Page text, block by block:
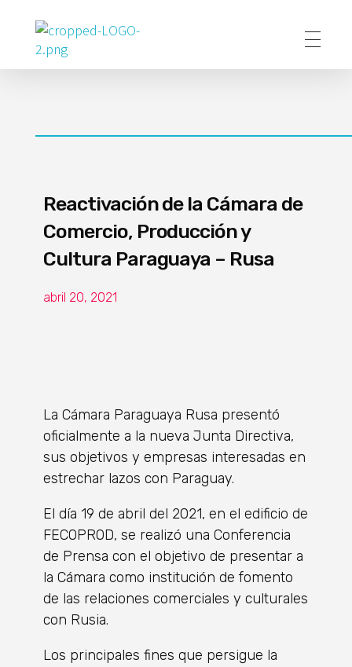
Poder Agropecuario
Reactivación de la Cámara de
Comercio, Producción y
Cultura Paraguaya – Rusa
abril 20, 2021
La Cámara Paraguaya Rusa presentó
oficialmente a la nueva Junta Directiva,
sus objetivos y empresas interesadas en
estrechar lazos con Paraguay.
El día 19 de abril del 2021, en el edificio de
FECOPROD, se realizó una Conferencia
de Prensa con el objetivo de presentar a
la Cámara como institución de fomento
de las relaciones comerciales y culturales
con Rusia.
Los principales fines que persigue la